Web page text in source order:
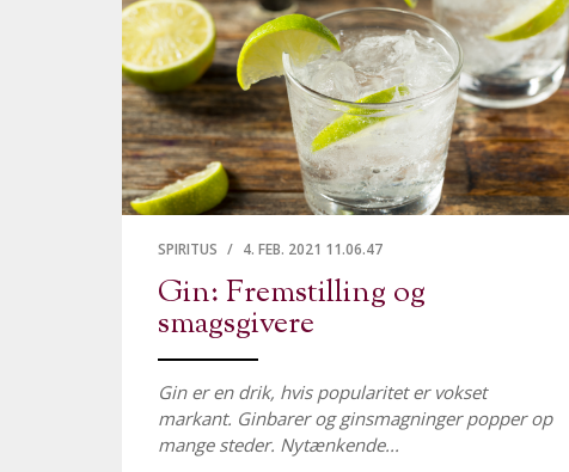
SPIRITUS / 4. FEB. 2021 11.06.47
Gin: Fremstilling og
smagsgivere
Gin er en drik, hvis popularitet er vokset
markant. Ginbarer og ginsmagninger popper op
mange steder. Nytænkende...